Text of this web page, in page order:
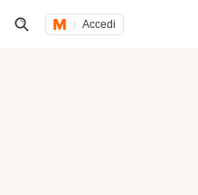
Accedi